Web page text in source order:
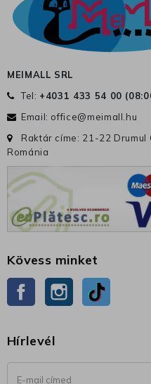
MEIMALL SRL
Tel: +4031 433 54 00 (
Email: office@meimall.hu
Raktár címe: 21-22
Románia
Kövess minket
Facebook Instagram
Hírlevél